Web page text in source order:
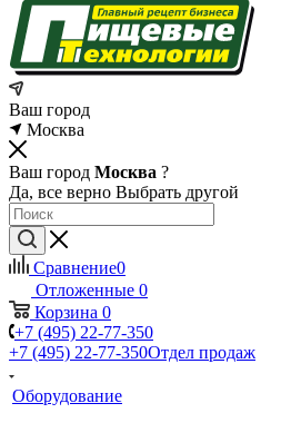
Ваш город
Москва
Ваш город Москва ?
Да, все верно Выбрать другой
Сравнение0
Отложенные 0
Корзина 0
+7 (495) 22-77-350
+7 (495) 22-77-350Отдел продаж
Оборудование